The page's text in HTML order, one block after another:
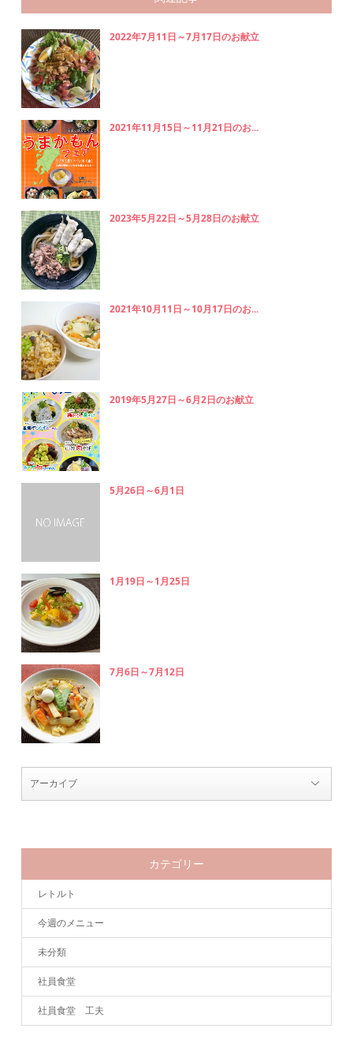
2022年7月11日～7月17日のお献立
2021年11月15日～11月21日のお...
2023年5月22日～5月28日のお献立
2021年10月11日～10月17日のお...
2019年5月27日～6月2日のお献立
5月26日～6月1日
1月19日～1月25日
7月6日～7月12日
カテゴリー
レトルト
今週のメニュー
未分類
社員食堂
社員食堂 工夫